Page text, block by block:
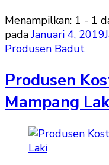
Menampilkan: 1 - 1
padaJanuari 4, 2019
Produsen Badut
Produsen
Mampang